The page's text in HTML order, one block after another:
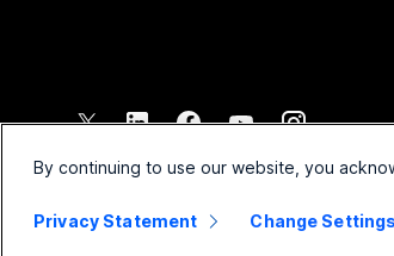
2026 Cisco ja/tai sen tytäryhtiöt. Kaikki
By continuing to use our website, you
Privacy Statement Change Settings